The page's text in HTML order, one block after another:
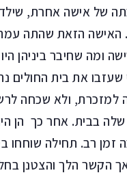
של אישה אחרת,
הזאת שהתה
ומה שחיבר ביניהן
שעזבו את בית החולים
למזכרת, ולא שכחה
בבית. אחר כך הן
רב. תחילה שוחחו
הקשר הלך והצטנן